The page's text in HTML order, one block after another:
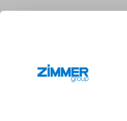
+49 78 44 9139-0